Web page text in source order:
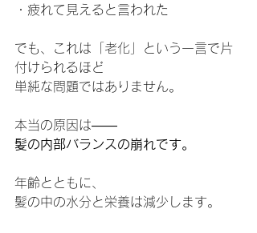
・疲れて見えると言われた
でも、これは「老化」という一言で片
付けられるほど
単純な問題ではありません。
本当の原因は――
髪の内部バランスの崩れです。
年齢とともに、
髪の中の水分と栄養は減少します。